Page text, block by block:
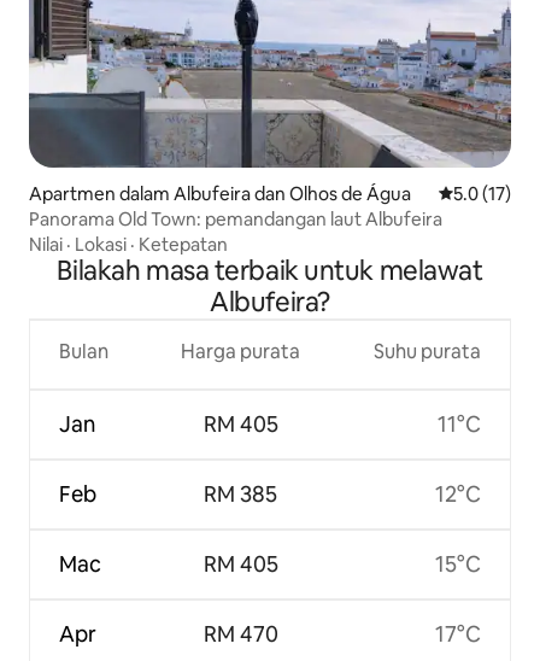
Apartmen dalam Albufeira dan Olhos de Água Penarafan
5.0 (17)
Panorama Old Town: pemandangan laut Albufeira
Nilai · Lokasi · Ketepatan
Bilakah masa terbaik untuk melawat
Albufeira?
Bulan
Jan
Feb
Mac
Apr
Harga purata
RM 405
RM 385
RM 405
RM 470
Suhu purata
11°C
12°C
15°C
17°C